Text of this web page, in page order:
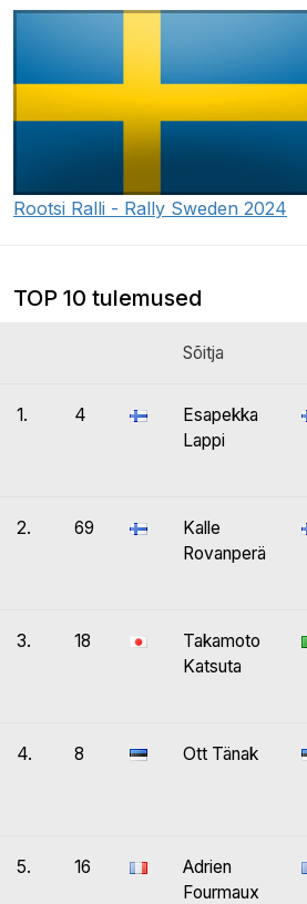
Rootsi Ralli - Rally Sweden 2024
TOP 10 tulemused
Sõitja
1. 4
Esapekka
Lappi
2. 69
Kalle
Rovanperä
3. 18
Takamoto
Katsuta
4. 8 Ott Tänak
5. 16
Adrien
Fourmaux